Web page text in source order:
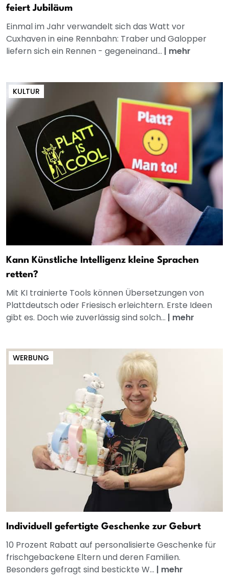
feiert Jubiläum
Einmal im Jahr verwandelt sich das Watt vor
Cuxhaven in eine Rennbahn: Traber und Galopper
liefern sich ein Rennen - gegeneinand... | mehr
KULTUR
Kann Künstliche Intelligenz kleine Sprachen
retten?
Mit KI trainierte Tools können Übersetzungen von
Plattdeutsch oder Friesisch erleichtern. Erste Ideen
gibt es. Doch wie zuverlässig sind solch... | mehr
WERBUNG
Individuell gefertigte Geschenke zur Geburt
10 Prozent Rabatt auf personalisierte Geschenke für
frischgebackene Eltern und deren Familien.
Besonders gefragt sind bestickte W... | mehr